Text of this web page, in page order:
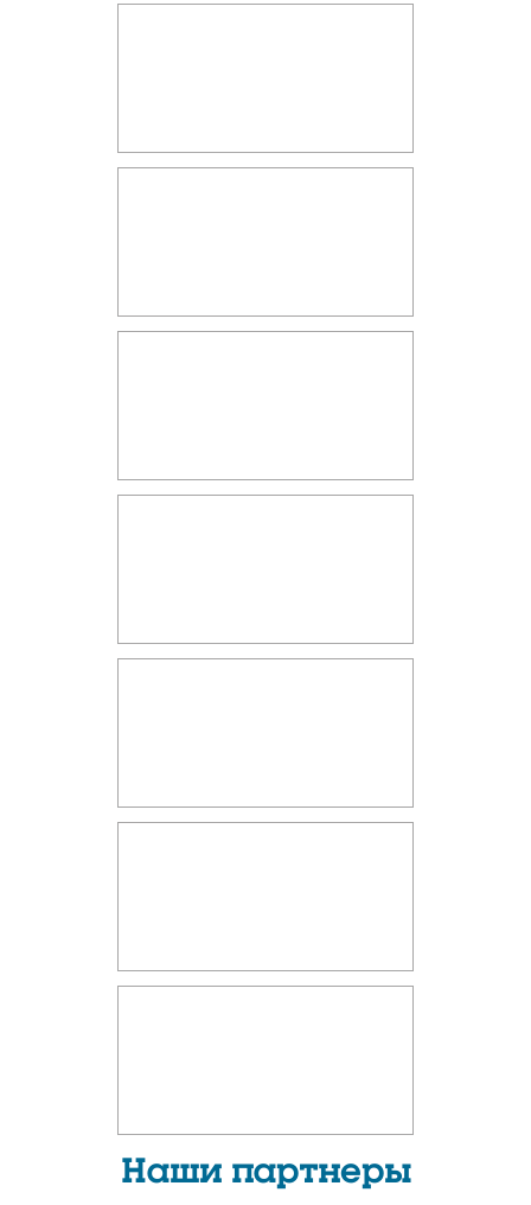
Наши партнеры